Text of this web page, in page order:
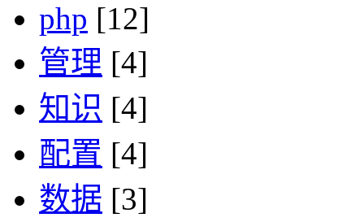
php [12]
管理 [4]
知识 [4]
配置 [4]
数据 [3]